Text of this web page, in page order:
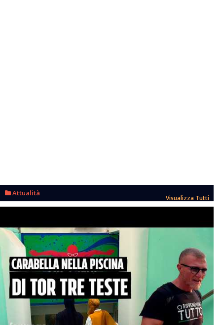
Attualità
Visualizza Tutti